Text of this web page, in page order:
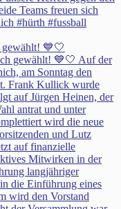
gewählt! 💙🤍